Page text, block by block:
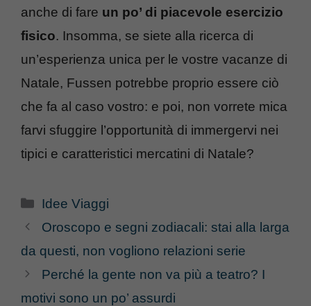
anche di fare un po’ di piacevole esercizio
fisico. Insomma, se siete alla ricerca di
un’esperienza unica per le vostre vacanze di
Natale, Fussen potrebbe proprio essere ciò
che fa al caso vostro: e poi, non vorrete mica
farvi sfuggire l’opportunità di immergervi nei
tipici e caratteristici mercatini di Natale?
Categorie
Idee Viaggi
Oroscopo e segni zodiacali: stai alla larga
da questi, non vogliono relazioni serie
Perché la gente non va più a teatro? I
motivi sono un po’ assurdi